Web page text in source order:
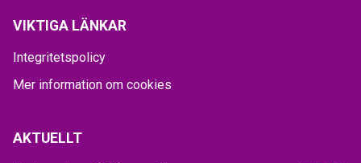
VIKTIGA LÄNKAR
Integritetspolicy
Mer information om cookies
AKTUELLT